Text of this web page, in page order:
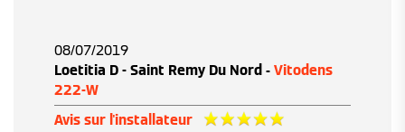
08/07/2019
Loetitia D - Saint Remy Du Nord - Vitodens
222-W
Avis sur l'installateur